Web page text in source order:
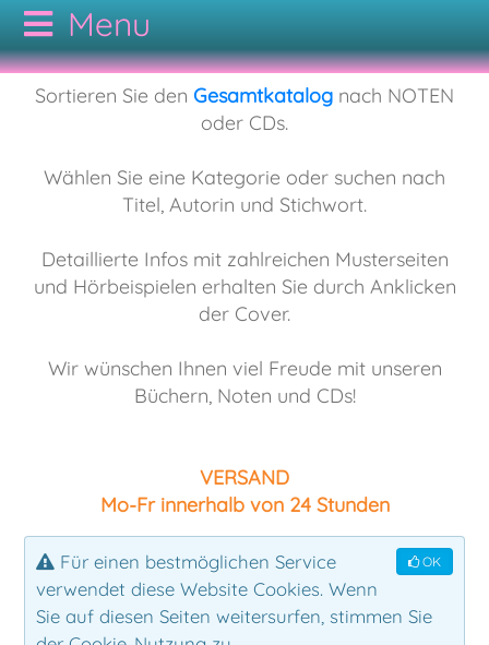
NOTEN
Bodypercussion
Klavier
CDs
Rock
AUTOREN
KONTAKT
Sortieren Sie den Gesamtkatalog nach NOTEN
oder CDs.
Wählen Sie eine Kategorie oder suchen nach
Titel, Autorin und Stichwort.
Detaillierte Infos mit zahlreichen Musterseiten
und Hörbeispielen erhalten Sie durch Anklicken
der Cover.
Wir wünschen Ihnen viel Freude mit unseren
Büchern, Noten und CDs!
VERSAND
Mo-Fr innerhalb von 24 Stunden
OK
Für einen bestmöglichen Service
verwendet diese Website Cookies. Wenn
Sie auf diesen Seiten weitersurfen, stimmen Sie